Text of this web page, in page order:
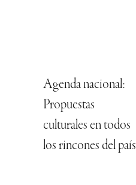
Agenda nacional:
Propuestas
culturales en todos
los rincones del país